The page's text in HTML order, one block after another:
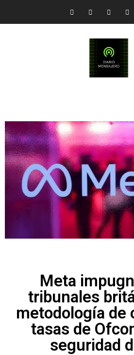
Meta
tribunales
metodología de
tasas de
seguridad